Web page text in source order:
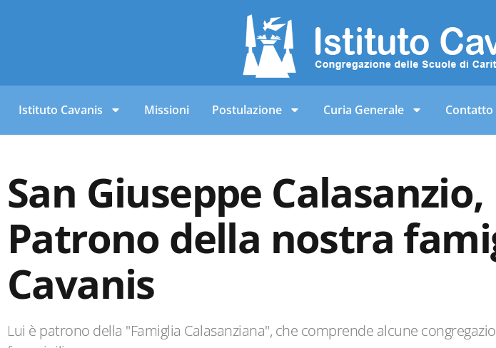
Istituto Cavanis Missioni Postulazione Curia Generale Contatto
San Giuseppe Calasanzio,
Patrono della nostra
Cavanis
Lui è patrono della "Famiglia Calasanziana", che comprende alcune